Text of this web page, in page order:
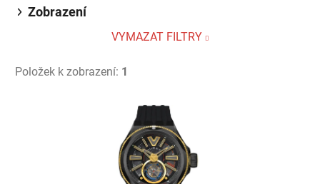
Zobrazení
VYMAZAT FILTRY
Položek k zobrazení: 1